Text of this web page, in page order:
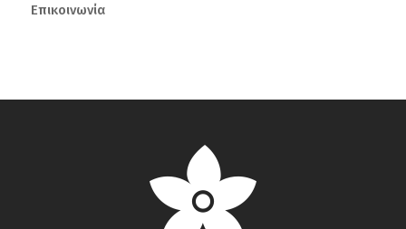
Επικοινωνία